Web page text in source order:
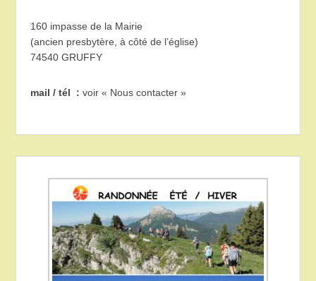
160 impasse de la Mairie
(ancien presbytère, à côté de l’église)
74540 GRUFFY
mail / tél :voir « Nous contacter »